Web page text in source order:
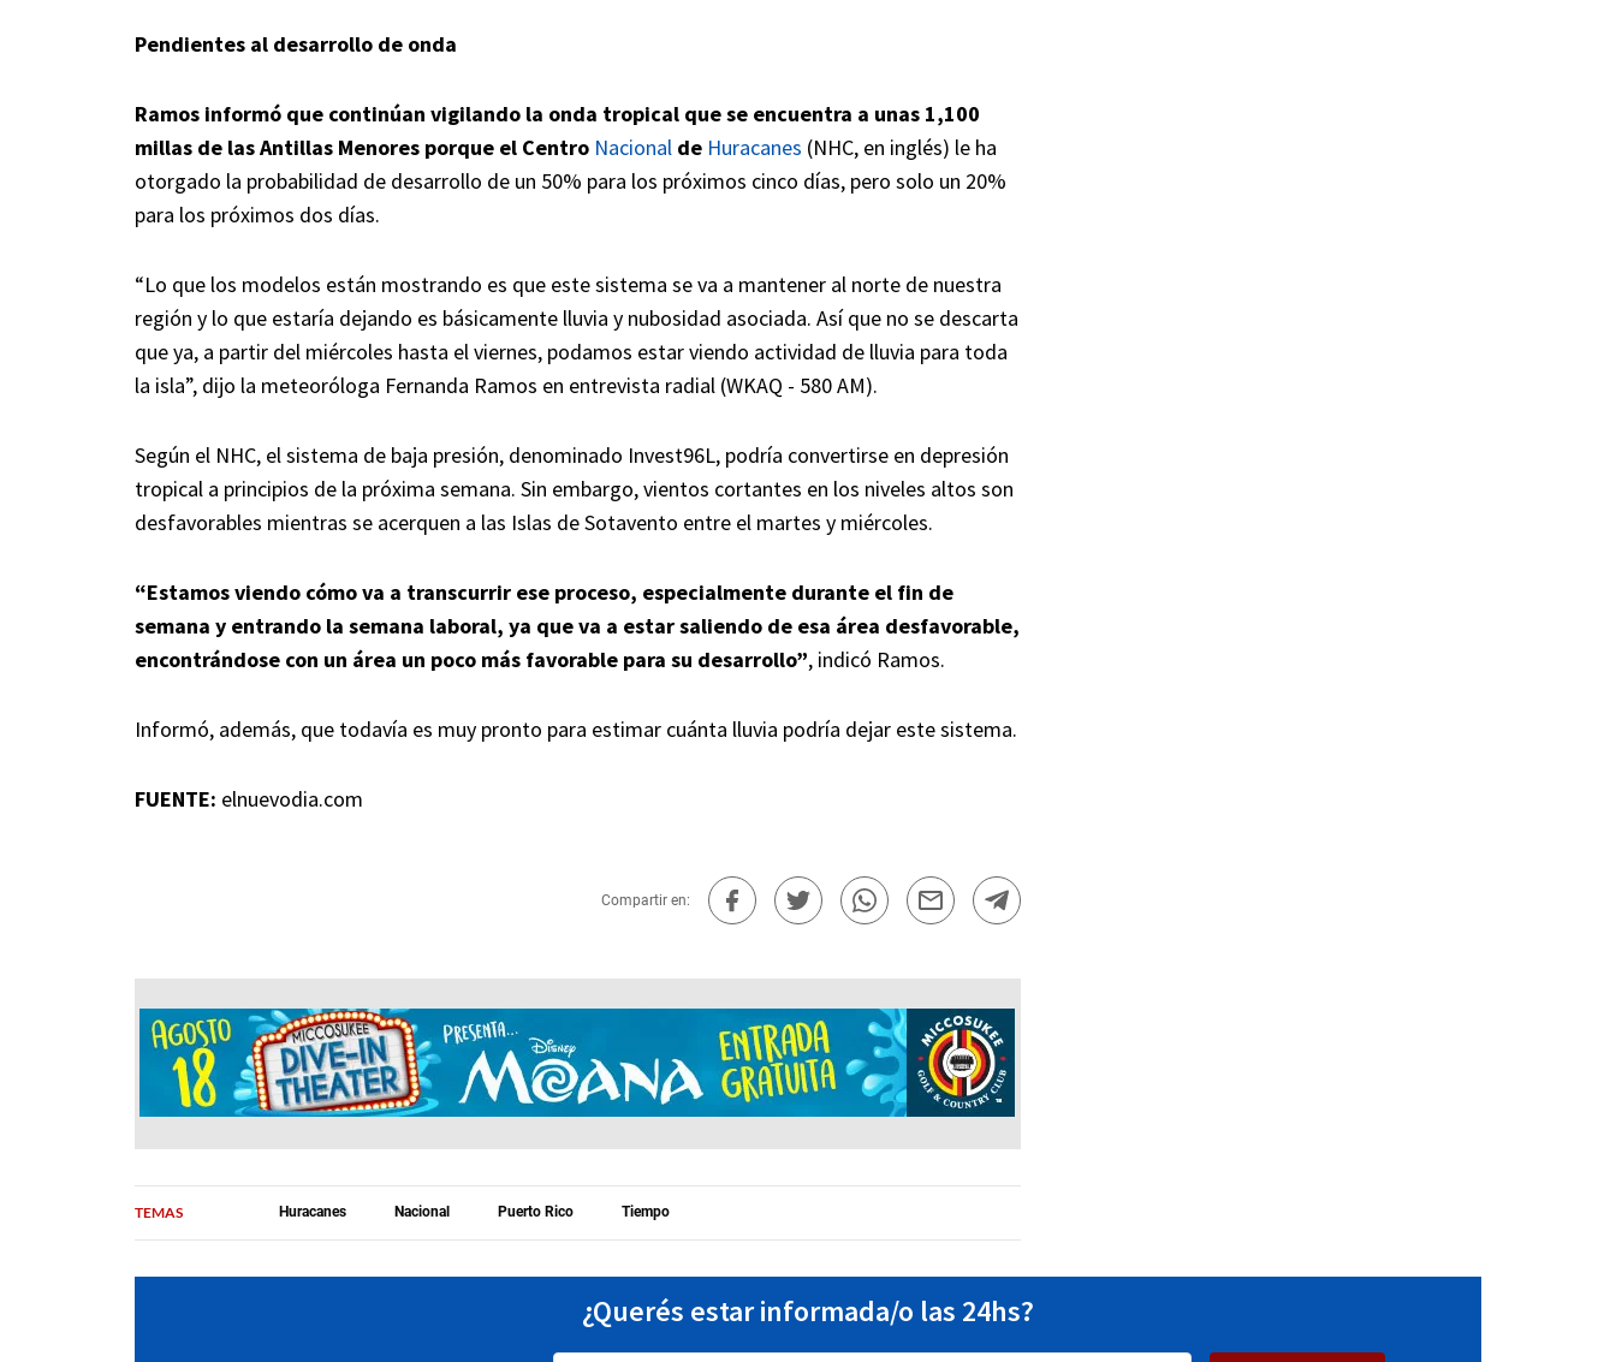
Pendientes al desarrollo de onda
Ramos informó que continúan vigilando la onda tropical que se encuentra a unas 1,100
millas de las Antillas Menores porque el Centro Nacional de Huracanes (NHC, en inglés) le ha
otorgado la probabilidad de desarrollo de un 50% para los próximos cinco días, pero solo un 20%
para los próximos dos días.
“Lo que los modelos están mostrando es que este sistema se va a mantener al norte de nuestra
región y lo que estaría dejando es básicamente lluvia y nubosidad asociada. Así que no se descarta
que ya, a partir del miércoles hasta el viernes, podamos estar viendo actividad de lluvia para toda
la isla”, dijo la meteoróloga Fernanda Ramos en entrevista radial (WKAQ - 580 AM).
Según el NHC, el sistema de baja presión, denominado Invest96L, podría convertirse en depresión
tropical a principios de la próxima semana. Sin embargo, vientos cortantes en los niveles altos son
desfavorables mientras se acerquen a las Islas de Sotavento entre el martes y miércoles.
“Estamos viendo cómo va a transcurrir ese proceso, especialmente durante el fin de
semana y entrando la semana laboral, ya que va a estar saliendo de esa área desfavorable,
encontrándose con un área un poco más favorable para su desarrollo”, indicó Ramos.
Informó, además, que todavía es muy pronto para estimar cuánta lluvia podría dejar este sistema.
FUENTE: elnuevodia.com
Compartir en:
TEMAS Huracanes Nacional Puerto Rico Tiempo
¿Querés estar informada/o las 24hs?